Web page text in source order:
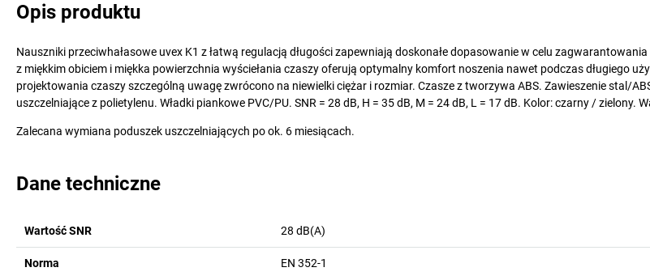
Opis produktu
Nauszniki przeciwhałasowe uvex K1 z łatwą regulacją długości zapewniają doskonałe dopasowanie w celu
z miękkim obiciem i miękka powierzchnia wyściełania czaszy oferują optymalny komfort noszenia nawet podczas długiego
projektowania czaszy szczególną uwagę zwrócono na niewielki ciężar i rozmiar. Czasze z tworzywa ABS. Zawieszenie stal/
uszczelniające z polietylenu. Władki piankowe PVC/PU. SNR = 28 dB, H = 35 dB, M = 24 dB, L = 17 dB. Kolor: czarny / zielony.
Zalecana wymiana poduszek uszczelniających po ok. 6 miesiącach.
Dane techniczne
Wartość SNR 28 dB(A)
Norma EN 352-1